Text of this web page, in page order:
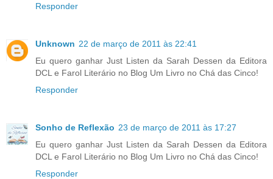
Responder
Unknown 22 de março de 2011 às 22:41
Eu quero ganhar Just Listen da Sarah Dessen da Editora
DCL e Farol Literário no Blog Um Livro no Chá das Cinco!
Responder
Sonho de Reflexão 23 de março de 2011 às 17:27
Eu quero ganhar Just Listen da Sarah Dessen da Editora
DCL e Farol Literário no Blog Um Livro no Chá das Cinco!
Responder